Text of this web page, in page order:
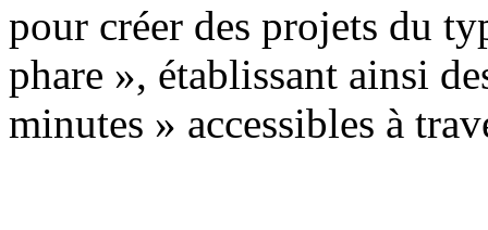
pour créer des projets du
phare », établissant ainsi
minutes » accessibles à